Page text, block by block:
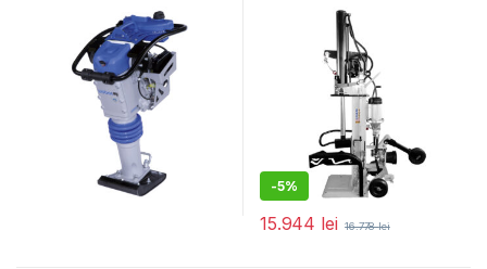
-5%
15.944 lei 16.778lei